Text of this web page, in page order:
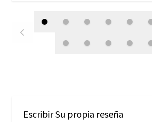
Escribir Su propia reseña